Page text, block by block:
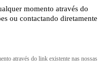
momento através do
ou contactando diretamente